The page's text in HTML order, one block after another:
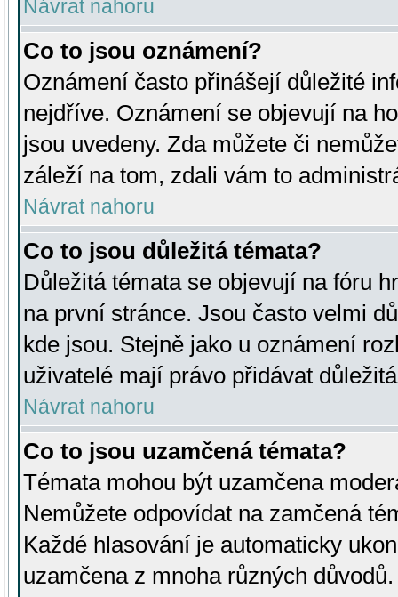
Návrat nahoru
Co to jsou oznámení?
Oznámení často přinášejí důležité
nejdříve. Oznámení se objevují na
jsou uvedeny. Zda můžete či
záleží na tom, zdali vám to
Návrat nahoru
Co to jsou důležitá témata?
Důležitá témata se objevují na fóru
na první stránce. Jsou často velmi
kde jsou. Stejně jako u oznámení
uživatelé mají právo přidávat
Návrat nahoru
Co to jsou uzamčená témata?
Témata mohou být uzamčena
Nemůžete odpovídat na zamčená
Každé hlasování je automaticky
uzamčena z mnoha různých důvodů.